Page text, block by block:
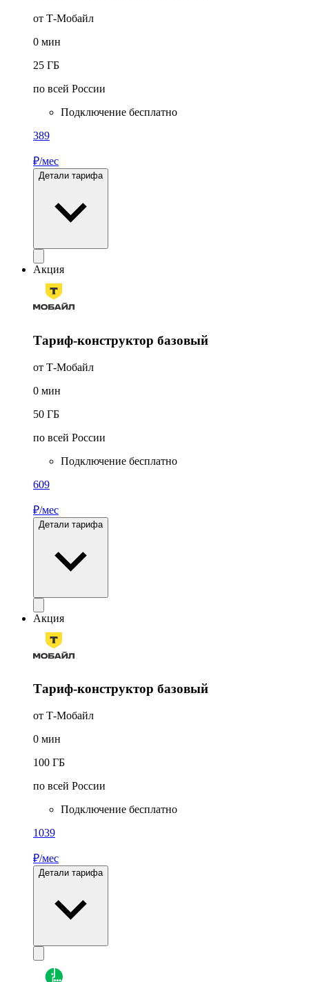
от Т-Мобайл
0 мин
25 ГБ
по всей России
Подключение бесплатно
389
₽/мес
Детали тарифа
Акция
Тариф-конструктор базовый
от Т-Мобайл
0 мин
50 ГБ
по всей России
Подключение бесплатно
609
₽/мес
Детали тарифа
Акция
Тариф-конструктор базовый
от Т-Мобайл
0 мин
100 ГБ
по всей России
Подключение бесплатно
1039
₽/мес
Детали тарифа